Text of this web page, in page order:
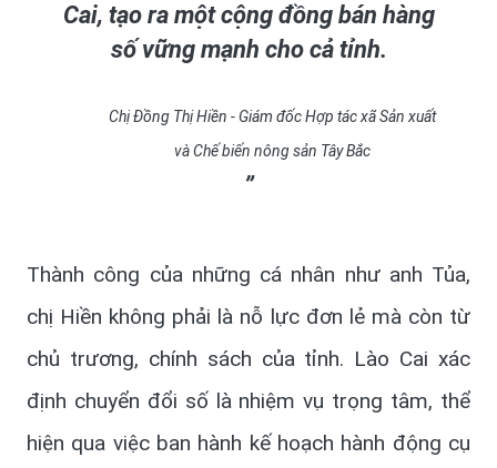
Cai, tạo ra một cộng đồng bán hàng
số vững mạnh cho cả tỉnh.
Chị Đồng Thị Hiền - Giám đốc Hợp tác xã Sản xuất
và Chế biến nông sản Tây Bắc
Thành công của những cá nhân như anh Tủa,
chị Hiền không phải là nỗ lực đơn lẻ mà còn từ
chủ trương, chính sách của tỉnh. Lào Cai xác
định chuyển đổi số là nhiệm vụ trọng tâm, thể
hiện qua việc ban hành kế hoạch hành động cụ